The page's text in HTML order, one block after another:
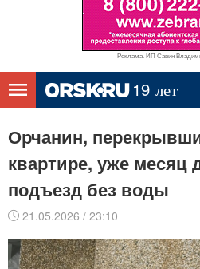
Реклама. ИП Савин
Орчанин,
квартире, уже месяц
подъезд без воды
21.05.2026 / 23:10